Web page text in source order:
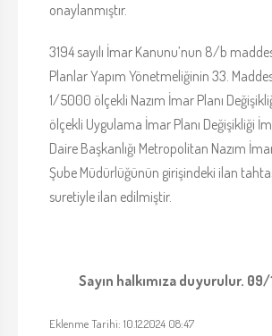
onaylanmıştır.
3194 sayılı İmar Kanunu’nun 8/b
Planlar Yapım Yönetmeliğinin 33.
1/5000 ölçekli Nazım İmar Planı
ölçekli Uygulama İmar Planı Değişikliği
Daire Başkanlığı Metropolitan Nazım
Şube Müdürlüğünün girişindeki ilan
suretiyle ilan edilmiştir.
Sayın halkımıza duyurulur.
Eklenme Tarihi: 10.12.2024 08:47